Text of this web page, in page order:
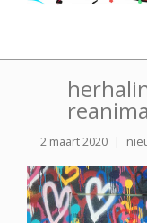
2 maart 2020